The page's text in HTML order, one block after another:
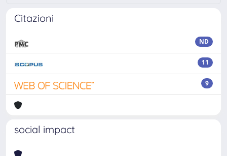
Citazioni
ND
11
9
social impact